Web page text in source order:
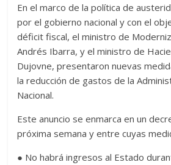
En el marco de la política de
por el gobierno nacional y con el
déficit fiscal, el ministro de
Andrés Ibarra, y el ministro de
Dujovne, presentaron nuevas
la reducción de gastos de la
Nacional.
Este anuncio se enmarca en un
próxima semana y entre cuyas
● No habrá ingresos al Estado